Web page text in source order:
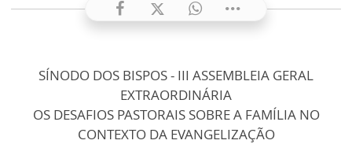
SÍNODO DOS BISPOS - III ASSEMBLEIA GERAL
EXTRAORDINÁRIA
OS DESAFIOS PASTORAIS SOBRE A FAMÍLIA NO
CONTEXTO DA EVANGELIZAÇÃO